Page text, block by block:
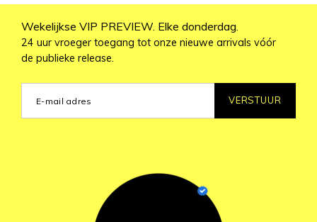
Wekelijkse VIP PREVIEW. Elke donderdag.
24 uur vroeger toegang tot onze nieuwe arrivals vóór
de publieke release.
VERSTUUR